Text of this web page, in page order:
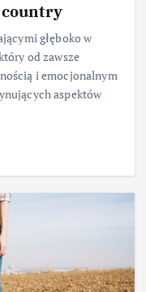
country
głęboko w
od zawsze
i emocjonalnym
aspektów